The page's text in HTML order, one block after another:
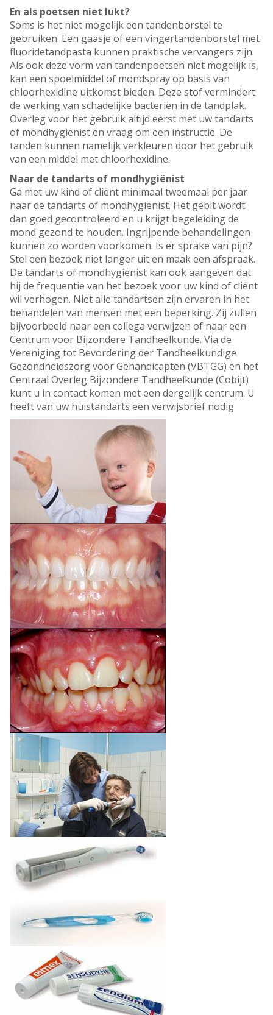
En als poetsen niet lukt?
Soms is het niet mogelijk een tandenborstel te
gebruiken. Een gaasje of een vingertandenborstel met
fluoridetandpasta kunnen praktische vervangers zijn.
Als ook deze vorm van tandenpoetsen niet mogelijk is,
kan een spoelmiddel of mondspray op basis van
chloorhexidine uitkomst bieden. Deze stof vermindert
de werking van schadelijke bacteriën in de tandplak.
Overleg voor het gebruik altijd eerst met uw tandarts
of mondhygiënist en vraag om een instructie. De
tanden kunnen namelijk verkleuren door het gebruik
van een middel met chloorhexidine.
Naar de tandarts of mondhygiënist
Ga met uw kind of cliënt minimaal tweemaal per jaar
naar de tandarts of mondhygiënist. Het gebit wordt
dan goed gecontroleerd en u krijgt begeleiding de
mond gezond te houden. Ingrijpende behandelingen
kunnen zo worden voorkomen. Is er sprake van pijn?
Stel een bezoek niet langer uit en maak een afspraak.
De tandarts of mondhygiënist kan ook aangeven dat
hij de frequentie van het bezoek voor uw kind of cliënt
wil verhogen. Niet alle tandartsen zijn ervaren in het
behandelen van mensen met een beperking. Zij zullen
bijvoorbeeld naar een collega verwijzen of naar een
Centrum voor Bijzondere Tandheelkunde. Via de
Vereniging tot Bevordering der Tandheelkundige
Gezondheidszorg voor Gehandicapten (VBTGG) en het
Centraal Overleg Bijzondere Tandheelkunde (Cobijt)
kunt u in contact komen met een dergelijk centrum. U
heeft van uw huistandarts een verwijsbrief nodig